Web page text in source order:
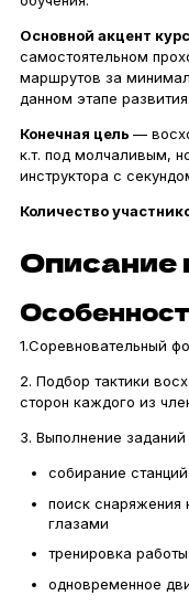
Основной акцент
самостоятельном
маршрутов за
данном этапе развития.
Конечная цель —
к.т. под молчаливым,
инструктора с
Количество
Описание
1.Соревновательный
2. Подбор тактики
сторон каждого из
3. Выполнение заданий
собирание
поиск снаряжения
глазами
тренировка
одновременное